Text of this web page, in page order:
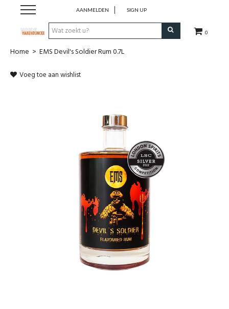
0
AANMELDEN SIGN UP
Wijnen
Alcoholvrije dranken
Home > EMS Devil's Soldier Rum 0.7L
Voeg toe aan wishlist